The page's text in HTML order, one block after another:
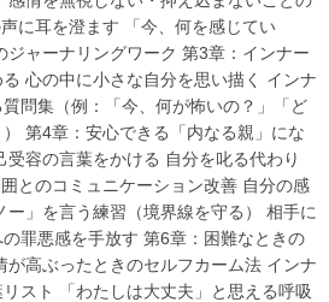
に耳を澄ます 「今、何を感じてい
ジャーナリングワーク 第3章：インナー
心の中に小さな自分を思い描く インナ
問集（例：「今、何が怖いの？」「ど
第4章：安心できる「内なる親」にな
受容の言葉をかける 自分を叱る代わり
とのコミュニケーション改善 自分の感
」を言う練習（境界線を守る） 相手に
罪悪感を手放す 第6章：困難なときの
が高ぶったときのセルフカーム法 インナ
スト 「わたしは大丈夫」と思える呼吸